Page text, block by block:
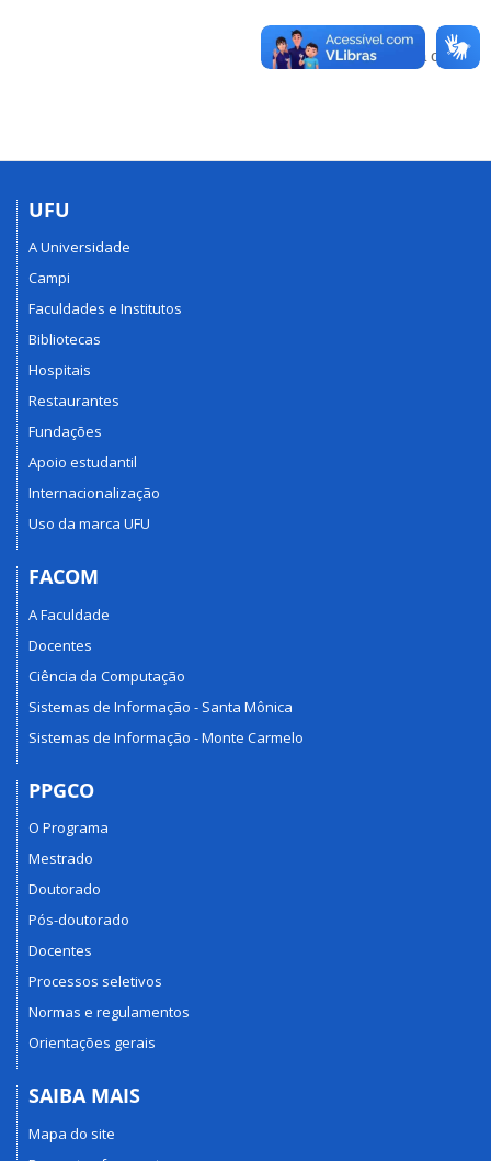
Voltar para o topo
UFU
A Universidade
Campi
Faculdades e Institutos
Bibliotecas
Hospitais
Restaurantes
Fundações
Apoio estudantil
Internacionalização
Uso da marca UFU
FACOM
A Faculdade
Docentes
Ciência da Computação
Sistemas de Informação - Santa Mônica
Sistemas de Informação - Monte Carmelo
PPGCO
O Programa
Mestrado
Doutorado
Pós-doutorado
Docentes
Processos seletivos
Normas e regulamentos
Orientações gerais
SAIBA MAIS
Mapa do site